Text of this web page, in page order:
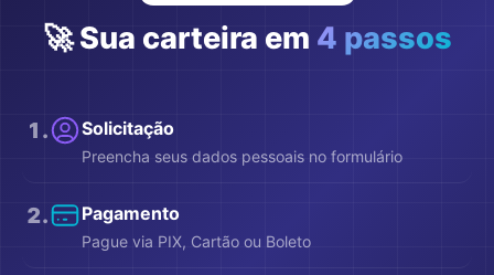
🚀 Sua carteira em 4 passos
1 . Solicitação
Preencha seus dados pessoais no formulário
2. Pagamento
Pague via PIX, Cartão ou Boleto